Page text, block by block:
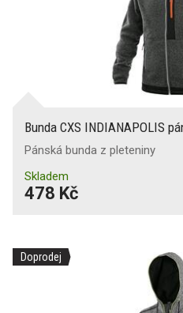
Bunda CXS INDIANAPOLIS
Pánská bunda z pleteniny
Skladem
478 Kč
Doprodej